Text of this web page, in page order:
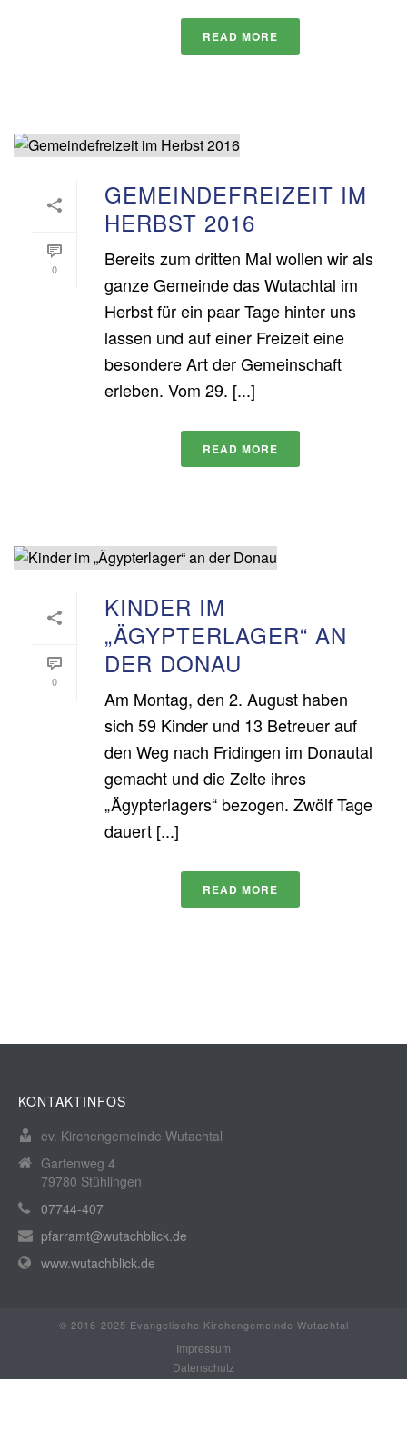
READ MORE
0
GEMEINDEFREIZEIT IM
HERBST 2016
Bereits zum dritten Mal wollen wir als
ganze Gemeinde das Wutachtal im
Herbst für ein paar Tage hinter uns
lassen und auf einer Freizeit eine
besondere Art der Gemeinschaft
erleben. Vom 29. [...]
READ MORE
0
KINDER IM
„ÄGYPTERLAGER“ AN
DER DONAU
Am Montag, den 2. August haben
sich 59 Kinder und 13 Betreuer auf
den Weg nach Fridingen im Donautal
gemacht und die Zelte ihres
„Ägypterlagers“ bezogen. Zwölf Tage
dauert [...]
READ MORE
KONTAKTINFOS
ev. Kirchengemeinde Wutachtal
Gartenweg 4
79780 Stühlingen
07744-407
pfarramt@wutachblick.de
www.wutachblick.de
© 2016-2025 Evangelische Kirchengemeinde Wutachtal
Impressum
Datenschutz